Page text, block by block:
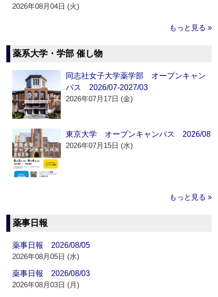
2026年08月04日 (火)
もっと見る »
薬系大学・学部 催し物
同志社女子大学薬学部 オープンキャン
パス 2026/07-2027/03
2026年07月17日 (金)
東京大学 オープンキャンパス 2026/08
2026年07月15日 (水)
もっと見る »
薬事日報
薬事日報 2026/08/05
2026年08月05日 (水)
薬事日報 2026/08/03
2026年08月03日 (月)